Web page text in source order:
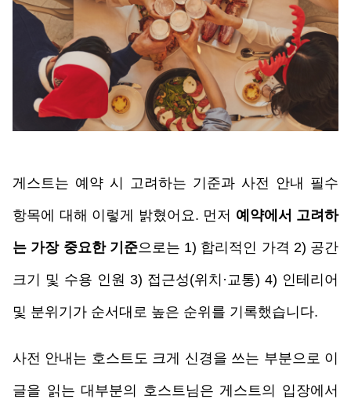
게스트는 예약 시 고려하는 기준과 사전 안내 필수
항목에 대해 이렇게 밝혔어요. 먼저 예약에서 고려하
는 가장 중요한 기준으로는 1) 합리적인 가격 2) 공간
크기 및 수용 인원 3) 접근성(위치·교통) 4) 인테리어
및 분위기가 순서대로 높은 순위를 기록했습니다.
사전 안내는 호스트도 크게 신경을 쓰는 부분으로 이
글을 읽는 대부분의 호스트님은 게스트의 입장에서